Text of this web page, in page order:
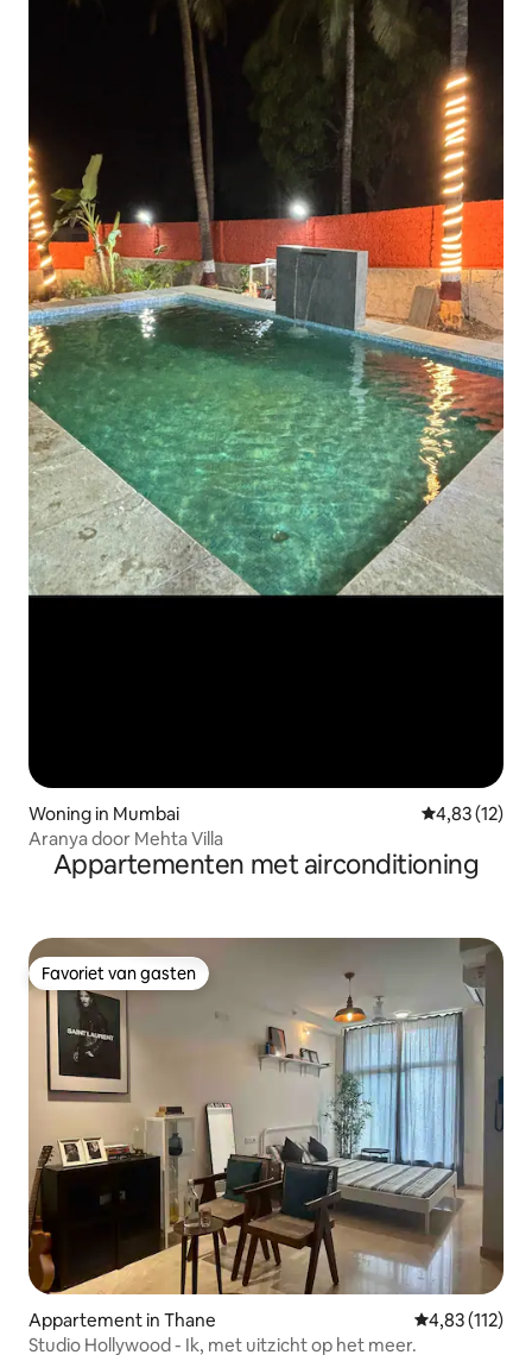
Woning in Mumbai Gemiddelde
4,83 (12)
Aranya door Mehta Villa
Appartementen met airconditioning
Favoriet van gasten
Favoriet van gasten
Appartement in Thane Gemiddelde
4,83 (112)
Studio Hollywood - Ik, met uitzicht op het meer.